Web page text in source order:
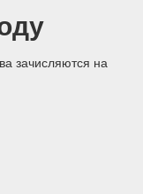
зачисляются на